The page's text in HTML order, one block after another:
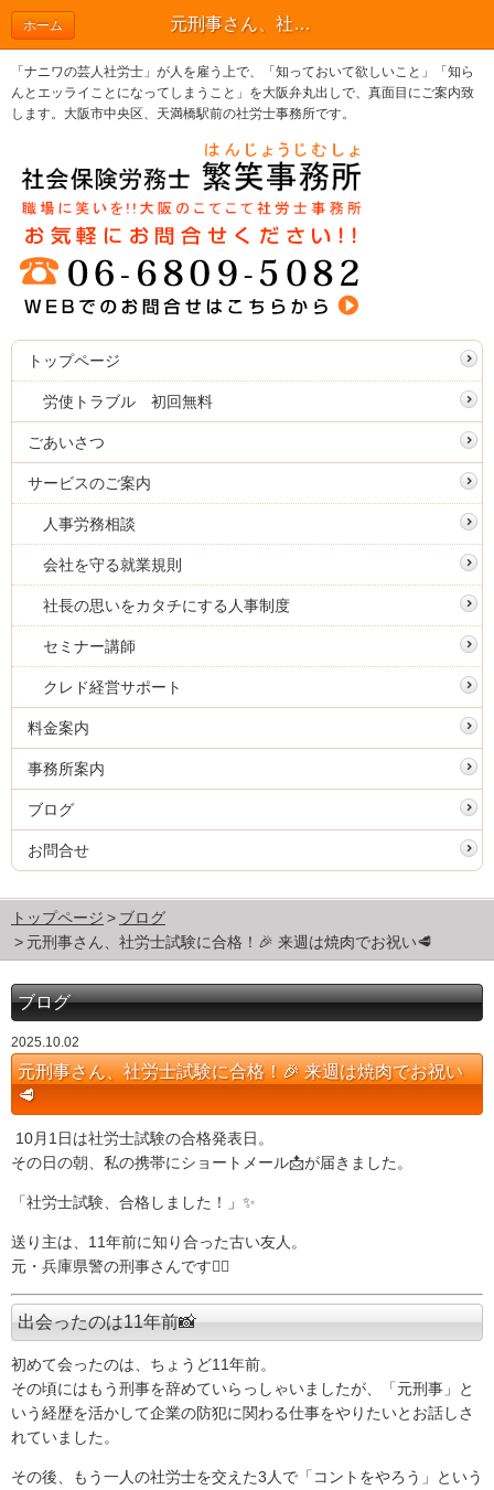
元刑事さん、社労士試験に合格！🎉 来週は焼肉でお祝い🥩 | ブログ
ホーム
「ナニワの芸人社労士」が人を雇う上で、「知っておいて欲しいこと」「知ら
んとエッライことになってしまうこと」を大阪弁丸出しで、真面目にご案内致
します。大阪市中央区、天満橋駅前の社労士事務所です。
トップページ
労使トラブル 初回無料
ごあいさつ
サービスのご案内
人事労務相談
会社を守る就業規則
社長の思いをカタチにする人事制度
セミナー講師
クレド経営サポート
料金案内
事務所案内
ブログ
お問合せ
トップページ
ブログ
元刑事さん、社労士試験に合格！🎉 来週は焼肉でお祝い🥩
ブログ
2025.10.02
元刑事さん、社労士試験に合格！🎉 来週は焼肉でお祝い
🥩
10月1日は社労士試験の合格発表日。
その日の朝、私の携帯にショートメール📩が届きました。
「社労士試験、合格しました！」✨
送り主は、11年前に知り合った古い友人。
元・兵庫県警の刑事さんです👮‍♂️
出会ったのは11年前📸
初めて会ったのは、ちょうど11年前。
その頃にはもう刑事を辞めていらっしゃいましたが、「元刑事」と
いう経歴を活かして企業の防犯に関わる仕事をやりたいとお話しさ
れていました。
その後、もう一人の社労士を交えた3人で「コントをやろう」という